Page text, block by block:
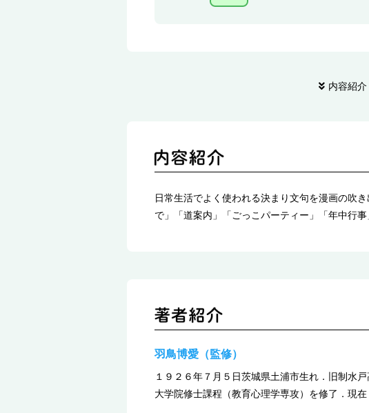
内容紹介
日常生活でよく使われる決まり文句を漫画の吹
で」「道案内」「ごっこパーティー」「年中行
羽鳥博愛（監修）
１９２６年７月５日茨城県土浦市生れ．旧制水
大学院修士課程（教育心理学専攻）を修了．現在